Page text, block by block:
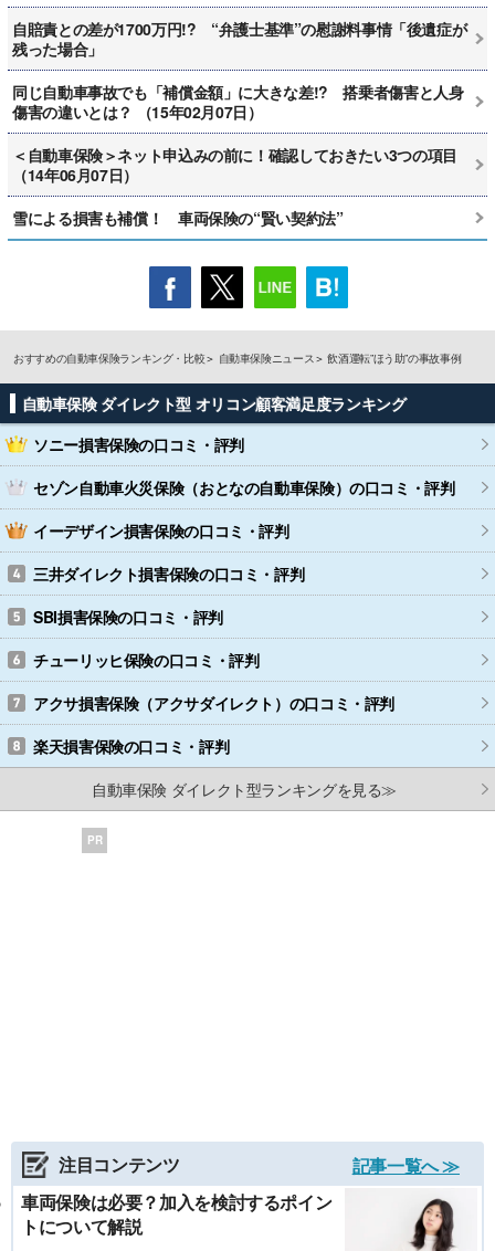
自賠責との差が1700万円!? “弁護士基準”の慰謝料事情「後遺症が
残った場合」
同じ自動車事故でも「補償金額」に大きな差!? 搭乗者傷害と人身
傷害の違いとは？ （15年02月07日）
＜自動車保険＞ネット申込みの前に！確認しておきたい3つの項目
（14年06月07日）
雪による損害も補償！ 車両保険の“賢い契約法”
おすすめの自動車保険ランキング・比較 自動車保険ニュース 飲酒運転”ほう助”の事故事例
自動車保険 ダイレクト型 オリコン顧客満足度ランキング
ソニー損害保険の口コミ・評判
セゾン自動車火災保険（おとなの自動車保険）の口コミ・評判
イーデザイン損害保険の口コミ・評判
三井ダイレクト損害保険の口コミ・評判
SBI損害保険の口コミ・評判
チューリッヒ保険の口コミ・評判
アクサ損害保険（アクサダイレクト） の口コミ・評判
楽天損害保険の口コミ・評判
自動車保険 ダイレクト型ランキングを見る≫
PR
注目コンテンツ
記事一覧へ ≫
車両保険は必要？加入を検討するポイン
トについて解説